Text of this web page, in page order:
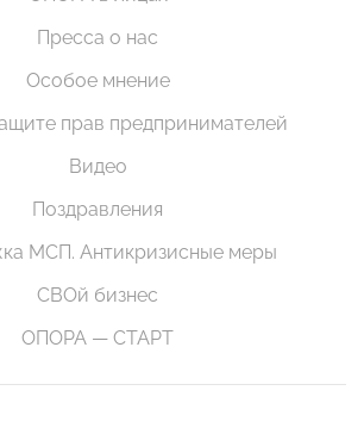
Пресса о нас
Особое мнение
прав предпринимателей
Видео
Поздравления
МСП. Антикризисные меры
СВОй бизнес
ОПОРА — СТАРТ